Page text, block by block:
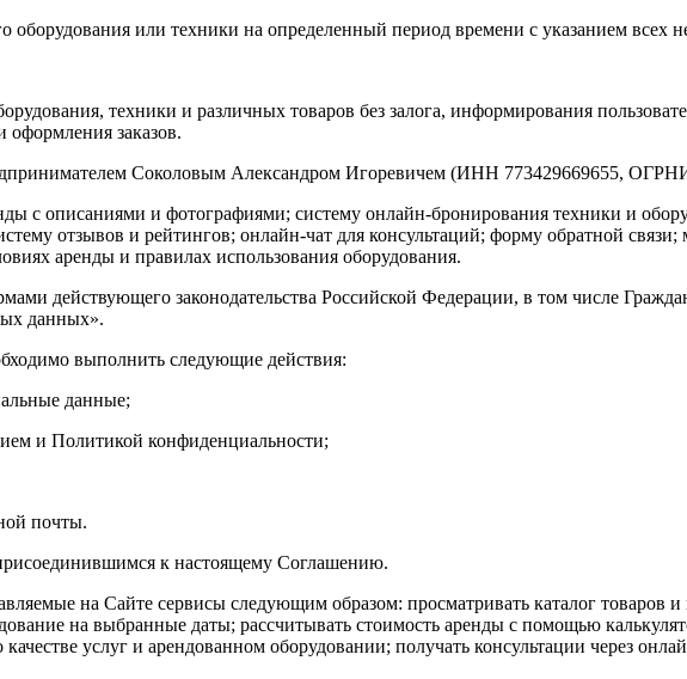
оборудования или техники на определенный период времени с указанием всех
техники и различных товаров без залога, информирования
оформления заказов.
Соколовым Александром Игоревичем (ИНН 773429669655,
с описаниями и фотографиями; систему онлайн-бронирования техники и
отзывов и рейтингов; онлайн-чат для консультаций; форму обратной связи;
аренды и правилах использования оборудования.
действующего законодательства Российской Федерации, в том числе
данных».
выполнить следующие действия:
данные;
и Политикой конфиденциальности;
почты.
к настоящему Соглашению.
на Сайте сервисы следующим образом: просматривать каталог товаров
на выбранные даты; рассчитывать стоимость аренды с помощью
услуг и арендованном оборудовании; получать консультации через